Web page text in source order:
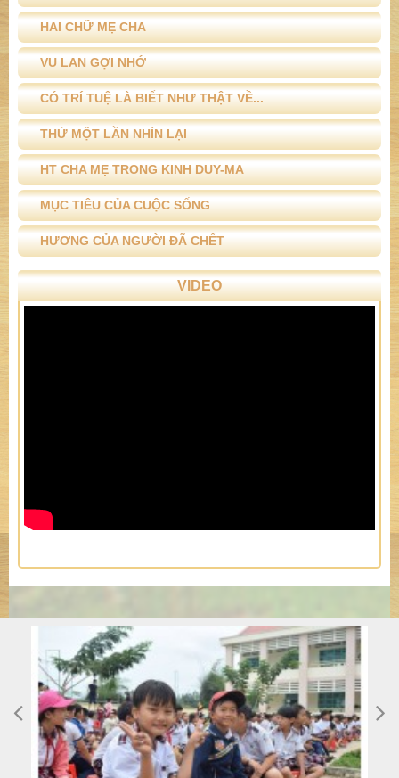
HAI CHỮ MẸ CHA
VU LAN GỢI NHỚ
CÓ TRÍ TUỆ LÀ BIẾT NHƯ THẬT VỀ...
THỬ MỘT LẦN NHÌN LẠI
HT CHA MẸ TRONG KINH DUY-MA
MỤC TIÊU CỦA CUỘC SỐNG
HƯƠNG CỦA NGƯỜI ĐÃ CHẾT
VIDEO